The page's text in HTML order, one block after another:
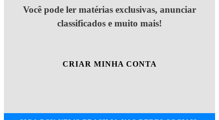
Você pode ler matérias exclusivas, anunciar
classificados e muito mais!
CRIAR MINHA CONTA